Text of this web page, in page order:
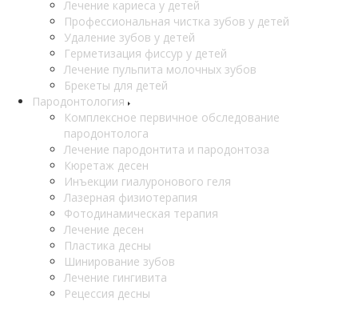
Лечение кариеса у детей
Профессиональная чистка зубов у детей
Удаление зубов у детей
Герметизация фиссур у детей
Лечение пульпита молочных зубов
Брекеты для детей
Пародонтология
Комплексное первичное обследование
пародонтолога
Лечение пародонтита и пародонтоза
Кюретаж десен
Инъекции гиалуронового геля
Лазерная физиотерапия
Фотодинамическая терапия
Лечение десен
Пластика десны
Шинирование зубов
Лечение гингивита
Рецессия десны